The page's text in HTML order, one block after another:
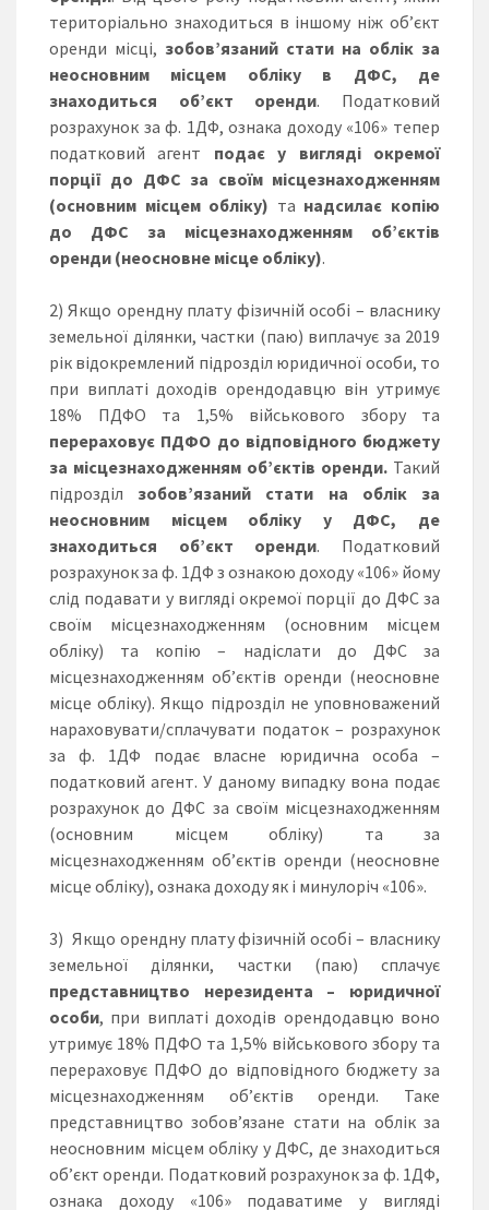
територіально знаходиться в іншому ніж об’єкт
оренди місці, зобов’язаний стати на облік за
неосновним місцем обліку в ДФС, де
знаходиться об’єкт оренди. Податковий
розрахунок за ф. 1ДФ, ознака доходу «106» тепер
податковий агент подаєу вигляді окремої
порції до ДФС за своїм місцезнаходженням
(основним місцем обліку) та надсилає копію
до ДФС за місцезнаходженням об’єктів
оренди (неосновне місце обліку).
2) Якщо орендну плату фізичній особі – власнику
земельної ділянки, частки (паю) виплачує за 2019
рік відокремлений підрозділ юридичної особи, то
при виплаті доходів орендодавцю він утримує
18% ПДФО та 1,5% військового збору та
перераховує ПДФО до відповідного бюджету
за місцезнаходженням об’єктів оренди. Такий
підрозділ зобов’язаний стати на облік за
неосновним місцем обліку у ДФС, де
знаходиться об’єкт оренди. Податковий
розрахунок за ф. 1ДФ з ознакою доходу «106» йому
слід подавати у вигляді окремої порції до ДФС за
своїм місцезнаходженням (основним місцем
обліку) та копію – надіслати до ДФС за
місцезнаходженням об’єктів оренди (неосновне
місце обліку). Якщо підрозділ не уповноважений
нараховувати/сплачувати податок – розрахунок
за ф. 1ДФ подає власне юридична особа –
податковий агент. У даному випадку вона подає
розрахунок до ДФС за своїм місцезнаходженням
(основним місцем обліку) та за
місцезнаходженням об’єктів оренди (неосновне
місце обліку), ознака доходу як і минулоріч «106».
3) Якщо орендну плату фізичній особі – власнику
земельної ділянки, частки (паю) сплачує
представництво нерезидента – юридичної
особи, при виплаті доходів орендодавцю воно
утримує 18% ПДФО та 1,5% військового збору та
перераховує ПДФО до відповідного бюджету за
місцезнаходженням об’єктів оренди. Таке
представництво зобов’язане стати на облік за
неосновним місцем обліку у ДФС, де знаходиться
об’єкт оренди. Податковий розрахунок за ф. 1ДФ,
ознака доходу «106» подаватиме у вигляді